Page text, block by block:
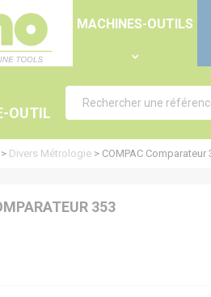
MACHINES-OUTILS
OUTIL
> Divers Métrologie > COMPAC Comparateur
353